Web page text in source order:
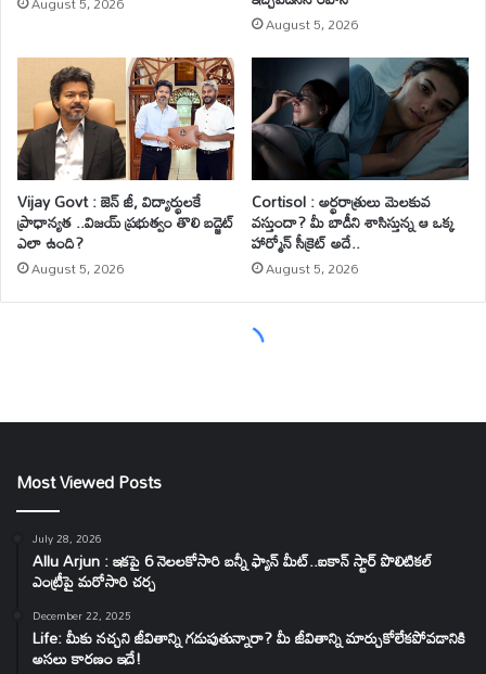
Most Viewed Posts
July 28, 2026
Allu Arjun : ఇకపై 6 నెలలకోసారి బన్నీ ఫ్యాన్ మీట్..ఐకాన్ స్టార్ పొలిటికల్
ఎంట్రీపై మరోసారి చర్చ
December 22, 2025
Life: మీకు నచ్చని జీవితాన్ని గడుపుతున్నారా? మీ జీవితాన్ని మార్చుకోలేకపోవడానికి
అసలు కారణం ఇదే!